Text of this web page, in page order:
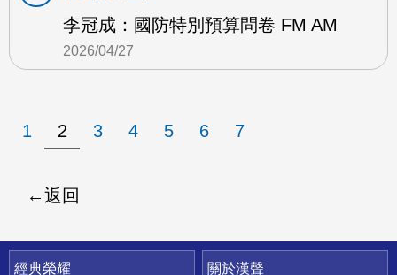
李冠成：國防特別預算問卷 FM AM
2026/04/27
1 2 3 4 5 6 7
返回
快速連結
經典榮耀
關於漢聲